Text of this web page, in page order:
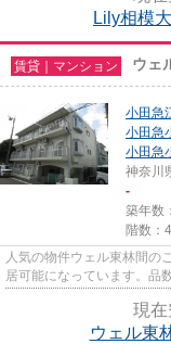
Lily相模
賃貸｜マンション ウェ
小田急
小田急
小田急
神奈川
-
築年数
階数：
人気の物件ウェル東林間の
居可能になっています。品
現在
ウェル東